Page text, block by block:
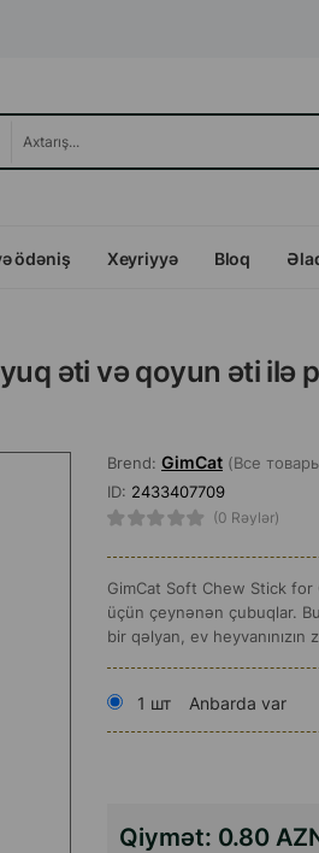
ödəniş Xeyriyyə Bloq
əti və qoyun əti ilə
Brend: GimCat (Все
ID: 2433407709
(0 Rəylər)
GimCat Soft Chew Stick
üçün çeynənən çubuqlar.
bir qəlyan, ev
1 шт Anbarda var
Qiymət: 0.80